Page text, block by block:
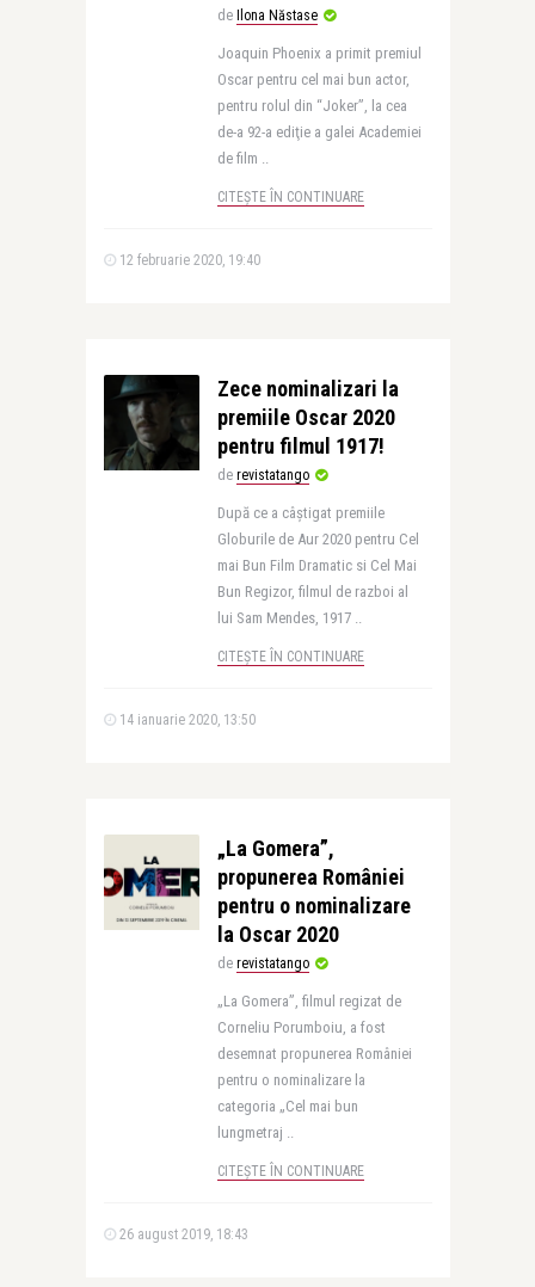
de Ilona Năstase
Joaquin Phoenix a primit premiul
Oscar pentru cel mai bun actor,
pentru rolul din “Joker”, la cea
de-a 92-a ediţie a galei Academiei
de film ..
CITEȘTE ÎN CONTINUARE
12 februarie 2020, 19:40
Zece nominalizari la
premiile Oscar 2020
pentru filmul 1917!
de revistatango
După ce a câştigat premiile
Globurile de Aur 2020 pentru Cel
mai Bun Film Dramatic si Cel Mai
Bun Regizor, filmul de razboi al
lui Sam Mendes, 1917 ..
CITEȘTE ÎN CONTINUARE
14 ianuarie 2020, 13:50
„La Gomera”,
propunerea României
pentru o nominalizare
la Oscar 2020
de revistatango
„La Gomera”, filmul regizat de
Corneliu Porumboiu, a fost
desemnat propunerea României
pentru o nominalizare la
categoria „Cel mai bun
lungmetraj ..
CITEȘTE ÎN CONTINUARE
26 august 2019, 18:43